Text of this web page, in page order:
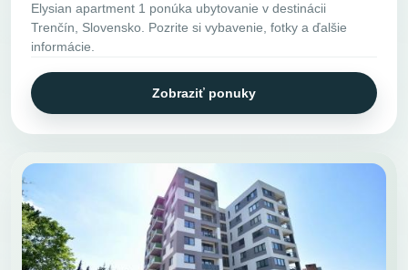
Elysian apartment 1 ponúka ubytovanie v destinácii
Trenčín, Slovensko. Pozrite si vybavenie, fotky a ďalšie
informácie.
Zobraziť ponuky